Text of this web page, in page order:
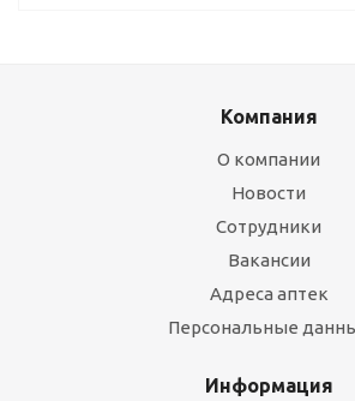
Компания
О компании
Новости
Сотрудники
Вакансии
Адреса аптек
Персональные
Информация